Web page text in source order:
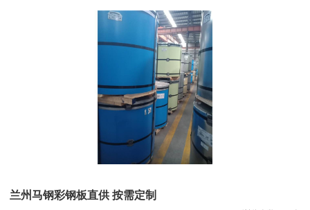
兰州马钢彩钢板直供 按需定制